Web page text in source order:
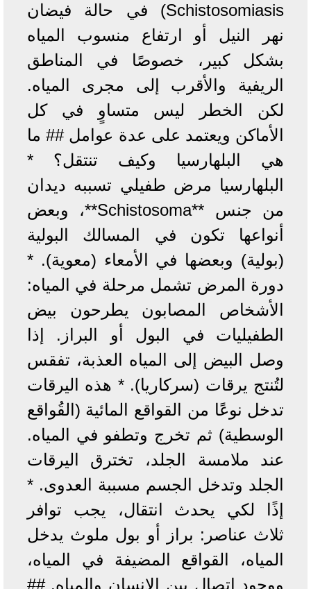
Schistosomiasis) في حالة فيضان
نهر النيل أو ارتفاع منسوب المياه
بشكل كبير، خصوصًا في المناطق
الريفية والأقرب إلى مجرى المياه.
لكن الخطر ليس متساوٍ في كل
الأماكن ويعتمد على عدة عوامل ## ما
هي البلهارسيا وكيف تنتقل؟ *
البلهارسيا مرض طفيلي تسببه ديدان
من جنس **Schistosoma**، وبعض
أنواعها تكون في المسالك البولية
(بولية) وبعضها في الأمعاء (معوية). *
دورة المرض تشمل مرحلة في المياه:
الأشخاص المصابون يطرحون بيض
الطفيليات في البول أو البراز. إذا
وصل البيض إلى المياه العذبة، تفقس
لتُنتج يرقات (سركاريا). * هذه اليرقات
تدخل نوعًا من القواقع المائية (القُواقع
الوسطية) ثم تخرج وتطفو في المياه.
عند ملامسة الجلد، تخترق اليرقات
الجلد وتدخل الجسم مسببة العدوى. *
إذًا لكي يحدث انتقال، يجب توافر
ثلاث عناصر: براز أو بول ملوث يدخل
المياه، القواقع المضيفة في المياه،
ووجود اتصال بين الإنسان والمياه. ##